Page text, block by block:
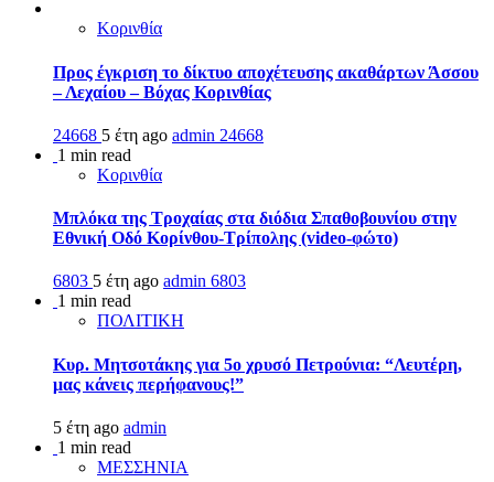
Κορινθία
Προς έγκριση το δίκτυο αποχέτευσης ακαθάρτων Άσσου
– Λεχαίου – Βόχας Κορινθίας
24668 5 έτη ago admin 24668
1 min read
Κορινθία
Μπλόκα της Τροχαίας στα διόδια Σπαθοβουνίου στην
Εθνική Οδό Κορίνθου-Τρίπολης (video-φώτο)
6803 5 έτη ago admin 6803
1 min read
ΠΟΛΙΤΙΚΗ
Κυρ. Μητσοτάκης για 5ο χρυσό Πετρούνια: “Λευτέρη,
μας κάνεις περήφανους!”
5 έτη ago admin
1 min read
ΜΕΣΣΗΝΙΑ